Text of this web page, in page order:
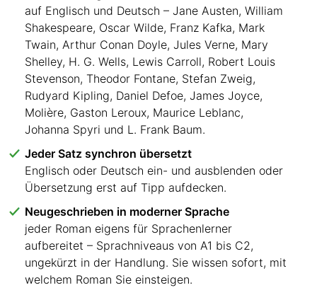
auf Englisch und Deutsch – Jane Austen, William
Shakespeare, Oscar Wilde, Franz Kafka, Mark
Twain, Arthur Conan Doyle, Jules Verne, Mary
Shelley, H. G. Wells, Lewis Carroll, Robert Louis
Stevenson, Theodor Fontane, Stefan Zweig,
Rudyard Kipling, Daniel Defoe, James Joyce,
Molière, Gaston Leroux, Maurice Leblanc,
Johanna Spyri und L. Frank Baum.
Jeder Satz synchron übersetzt
Englisch oder Deutsch ein- und ausblenden oder
Übersetzung erst auf Tipp aufdecken.
Neugeschrieben in moderner Sprache
jeder Roman eigens für Sprachenlerner
aufbereitet – Sprachniveaus von A1 bis C2,
ungekürzt in der Handlung. Sie wissen sofort, mit
welchem Roman Sie einsteigen.